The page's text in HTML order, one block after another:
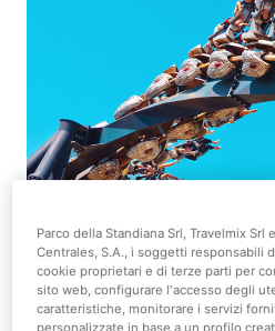
Vedi sulla Mappa
Estrema
Parco della Standiana Srl, Travelmix Srl
Centrales, S.A., i soggetti responsabili
cookie proprietari e di terze parti per
sito web, configurare l'accesso degli
caratteristiche, monitorare i servizi
personalizzate in base a un profilo